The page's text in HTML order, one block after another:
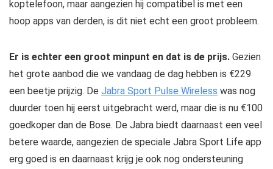
koptelefoon, maar aangezien hij compatibel is met een
hoop apps van derden, is dit niet echt een groot probleem.
Er is echter een groot minpunt en dat is de prijs. Gezien
het grote aanbod die we vandaag de dag hebben is €229
een beetje prijzig. De Jabra Sport Pulse Wireless was nog
duurder toen hij eerst uitgebracht werd, maar die is nu €100
goedkoper dan de Bose. De Jabra biedt daarnaast een veel
betere waarde, aangezien de speciale Jabra Sport Life app
erg goed is en daarnaast krijg je ook nog ondersteuning